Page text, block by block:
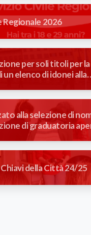
Regionale 2026
per soli titoli per la
elenco di idonei alla
alla selezione di
di graduatoria
poliambulatorio
Chiavi della Città 24/25